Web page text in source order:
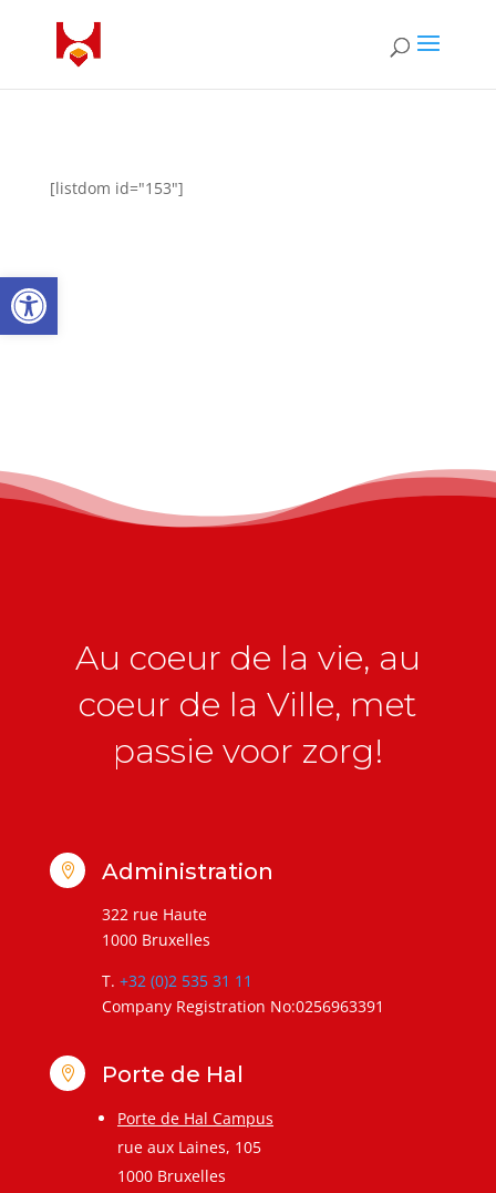
Ouvrir la barre d’outils
[listdom id="153"]
Au coeur de la vie, au
coeur de la Ville, met
passie voor zorg!
 Administration
322 rue Haute
1000 Bruxelles
T. +32 (0)2 535 31 11
Company Registration No:0256963391
 Porte de Hal
Porte de Hal Campus
rue aux Laines, 105
1000 Bruxelles